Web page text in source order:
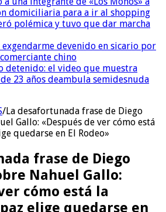
domiciliaria para a ir al shopping
polémica y tuvo que dar marcha
devenido en sicario por
chino
detenido: el video que muestra
23 años deambula semidesnuda
/La desafortunada frase de Diego
Gallo: «Después de ver cómo está
quedarse en El Rodeo»
frase de Diego
Nahuel Gallo:
cómo está la
elige quedarse en